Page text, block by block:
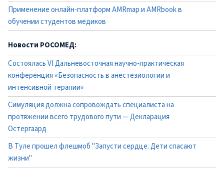
Применение онлайн-платформ AMRmap и AMRbook в
обучении студентов медиков
Новости РОСОМЕД:
Состоялась VI Дальневосточная научно-практическая
конференция «Безопасность в анестезиологии и
интенсивной терапии»
Симуляция должна сопровождать специалиста на
протяжении всего трудового пути — Декларация
Остергаард
В Туле прошел флешмоб "Запусти сердце. Дети спасают
жизни"